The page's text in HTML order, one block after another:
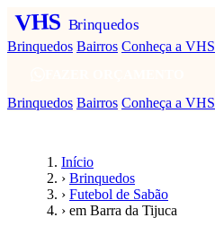
VHS Brinquedos
Brinquedos Bairros Conheça a VHS
Brinquedos Bairros Conheça a VHS
Início
› Brinquedos
› Futebol de Sabão
› em Barra da Tijuca